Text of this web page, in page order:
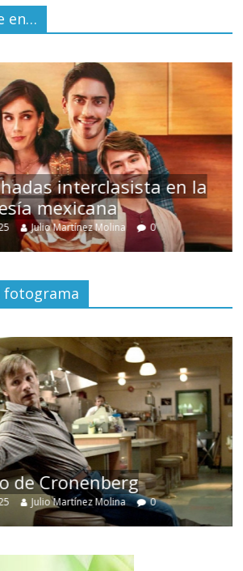
en…
interclasista en la
mexicana
Julio Martínez Molina 0
fotograma
de Cronenberg
Julio Martínez Molina 0